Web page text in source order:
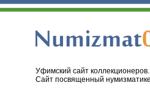
Уфимский сайт коллекционеров.
Сайт посвященный